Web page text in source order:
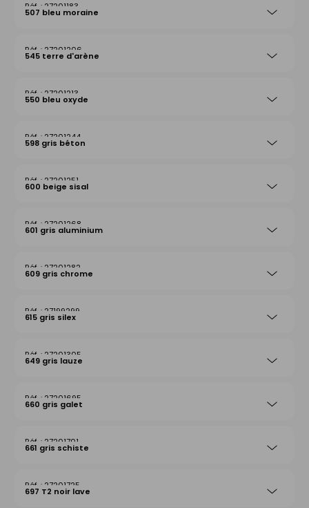
27201183
507 bleu moraine
27201206
545 terre d'arène
27201213
550 bleu oxyde
27201244
598 gris béton
27201251
600 beige sisal
27201268
601 gris aluminium
27201282
609 gris chrome
27199299
615 gris silex
27201305
649 gris lauze
27201695
660 gris galet
27201701
661 gris schiste
27201725
697 T2 noir lave